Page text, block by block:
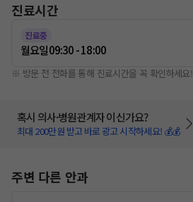
진료시간
진료중
월요일09:30 - 18:00
※ 방문 전 전화를 통해 진료시간을 꼭 확인하세요!
혹시 의사·병원관계자 이신가요?
최대 200만원 받고 바로 광고 시작하세요! 💰💰
주변 다른 안과